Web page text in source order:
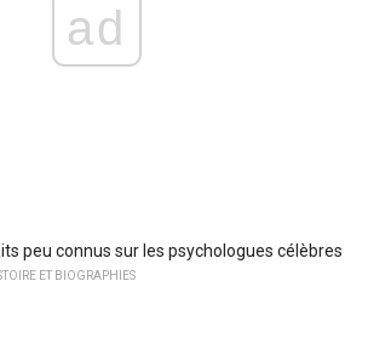
ad
peu connus sur les psychologues célèbres
ET BIOGRAPHIES